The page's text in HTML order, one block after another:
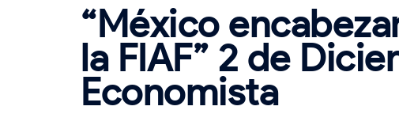
“México
la FIAF” 2 de
Economista